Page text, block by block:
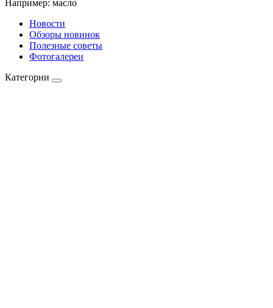
Например: масло
Новости
Обзоры новинок
Полезные советы
Фотогалереи
Категории